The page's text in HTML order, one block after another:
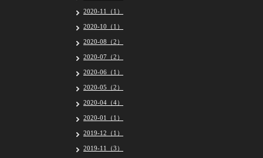
2020-11（1）
2020-10（1）
2020-08（2）
2020-07（2）
2020-06（1）
2020-05（2）
2020-04（4）
2020-01（1）
2019-12（1）
2019-11（3）